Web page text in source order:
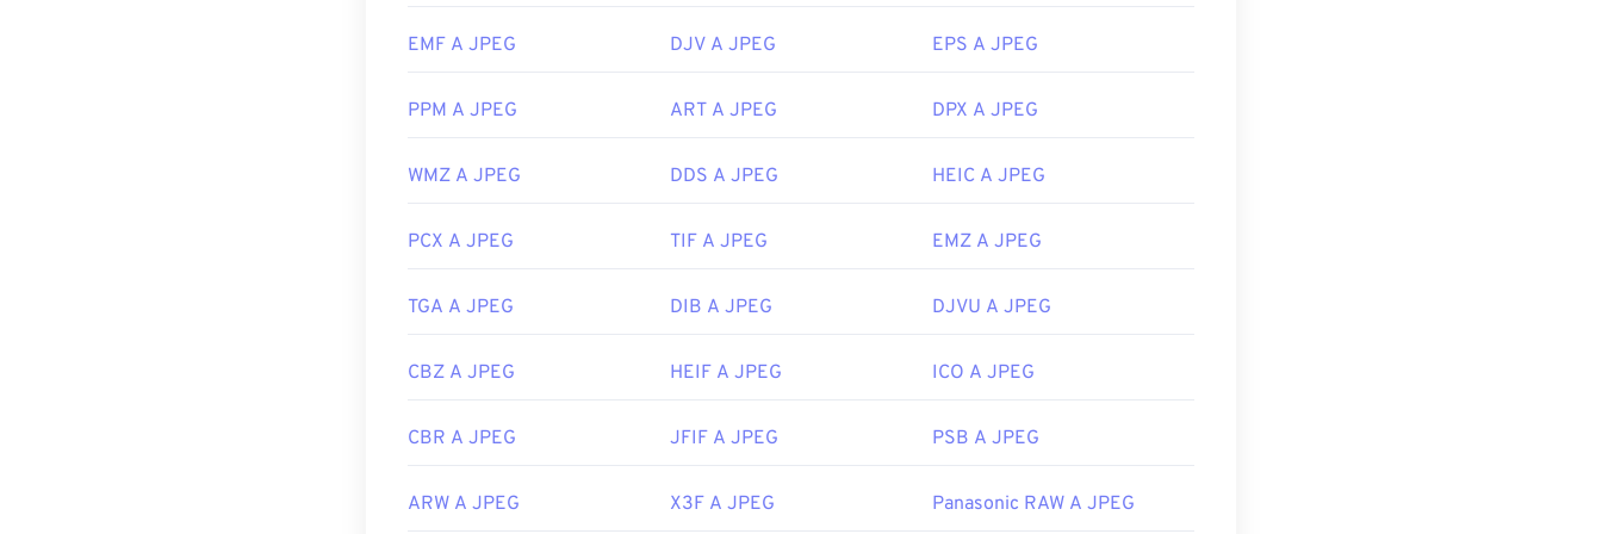
Link utili:
https://www.lifewire.com/jpg-jpeg-file-4139913
EMF A JPEG DJV A JPEG EPS A JPEG
PPM A JPEG ART A JPEG DPX A JPEG
WMZ A JPEG DDS A JPEG HEIC A JPEG
PCX A JPEG TIF A JPEG EMZ A JPEG
TGA A JPEG DIB A JPEG DJVU A JPEG
CBZ A JPEG HEIF A JPEG ICO A JPEG
CBR A JPEG JFIF A JPEG PSB A JPEG
ARW A JPEG X3F A JPEG Panasonic RAW A JPEG